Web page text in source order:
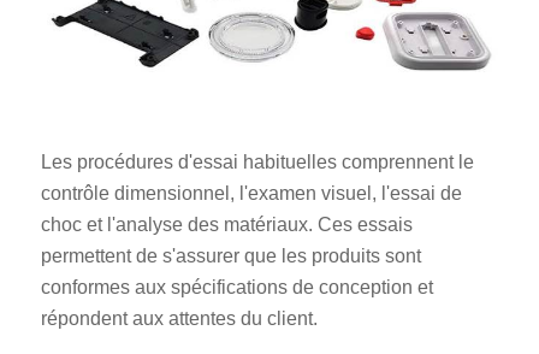
Les procédures d'essai habituelles comprennent le
contrôle dimensionnel, l'examen visuel, l'essai de
choc et l'analyse des matériaux. Ces essais
permettent de s'assurer que les produits sont
conformes aux spécifications de conception et
répondent aux attentes du client.